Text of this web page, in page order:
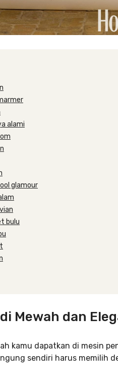
alami
glamour
bulu
Mewah dan
kamu dapatkan di mesin
sendiri harus memilih